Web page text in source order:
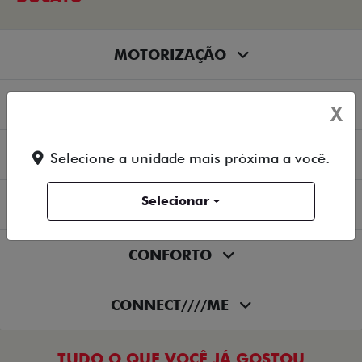
MOTORIZAÇÃO
TRANSFORMAÇÃO
TECNOLOGIA
CONFORTO
CONNECT////ME
X
Selecione a unidade mais próxima a você.
Selecionar